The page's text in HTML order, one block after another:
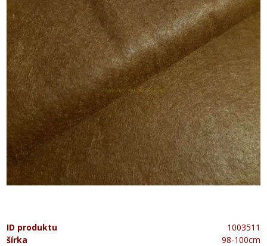
ID produktu
1003511
šírka
98-100cm